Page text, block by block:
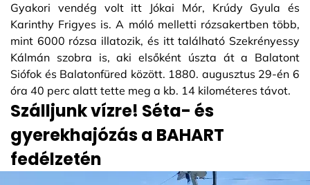
Gyakori vendég volt itt Jókai Mór, Krúdy Gyula és
Karinthy Frigyes is. A móló melletti rózsakertben több,
mint 6000 rózsa illatozik, és itt található Szekrényessy
Kálmán szobra is, aki elsőként úszta át a Balatont
Siófok és Balatonfüred között. 1880. augusztus 29-én 6
óra 40 perc alatt tette meg a kb. 14 kilométeres távot.
Szálljunk vízre! Séta- és
gyerekhajózás a BAHART
fedélzetén